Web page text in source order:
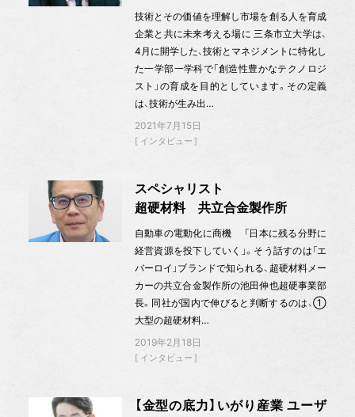
技術とその価値を理解し市場を創る人を育成
企業と共に未来考える場に 三条市立大学は、
4月に開学した、技術とマネジメントに特化し
た一学部一学科で「創造性豊かなテクノロジ
スト」の育成を目的としています。その定義
は、技術が生み出…
2021年7月15日
インタビュー
スペシャリスト
超硬材料 共立合金製作所
自動車の電動化に商機 「日本に残る分野に
経営資源を投下していく」。そう話すのは「エ
バーロイ」ブランドで知られる、超硬材料メー
カーの共立合金製作所の池田伸也超硬事業部
長。同社が国内で伸びると判断するのは、①
大型の超硬材料…
2019年2月18日
インタビュー
【金型の底力】いがり産業 ユーザ